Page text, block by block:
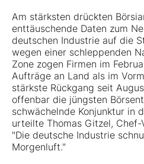
Am stärksten drückten
enttäuschende Daten zum
deutschen Industrie auf die
wegen einer schleppenden
Zone zogen Firmen im
Aufträge an Land als im
stärkste Rückgang seit
offenbar die jüngsten
schwächelnde Konjunktur in
urteilte Thomas Gitzel, Chef-
"Die deutsche Industrie
Morgenluft."